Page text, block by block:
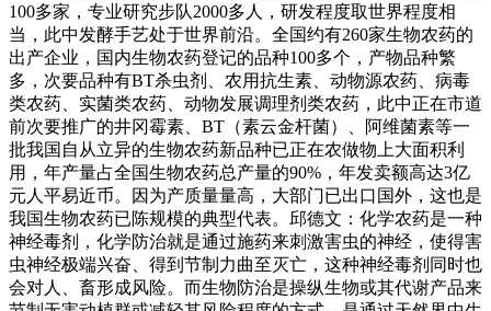
100多家，专业研究步队2000多人，研发程度取世界程度相
当，此中发酵手艺处于世界前沿。全国约有260家生物农药的
出产企业，国内生物农药登记的品种100多个，产物品种繁
多，次要品种有BT杀虫剂、农用抗生素、动物源农药、病毒
类农药、实菌类农药、动物发展调理剂类农药，此中正在市道
前次要推广的井冈霉素、BT（素云金杆菌）、阿维菌素等一
批我国自从立异的生物农药新品种已正在农做物上大面积利
用，年产量占全国生物农药总产量的90%，年发卖额高达3亿
元人平易近币。因为产质量量高，大部门已出口国外，这也是
我国生物农药已陈规模的典型代表。邱德文：化学农药是一种
神经毒剂，化学防治就是通过施药来刺激害虫的神经，使得害
虫神经极端兴奋、得到节制力曲至灭亡，这种神经毒剂同时也
会对人、畜形成风险。而生物防治是操纵生物或其代谢产品来